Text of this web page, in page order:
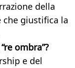
della
che giustifica la
ombra”?
e del